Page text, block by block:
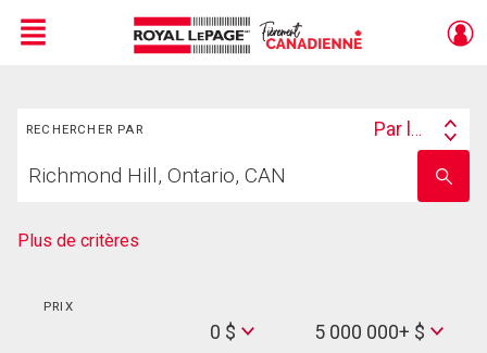
Menu
RECHERCHER PAR
Search
Par lieu
votre
nom
Plus de critères
PRIX
0 $
Max
5 000 000+ $